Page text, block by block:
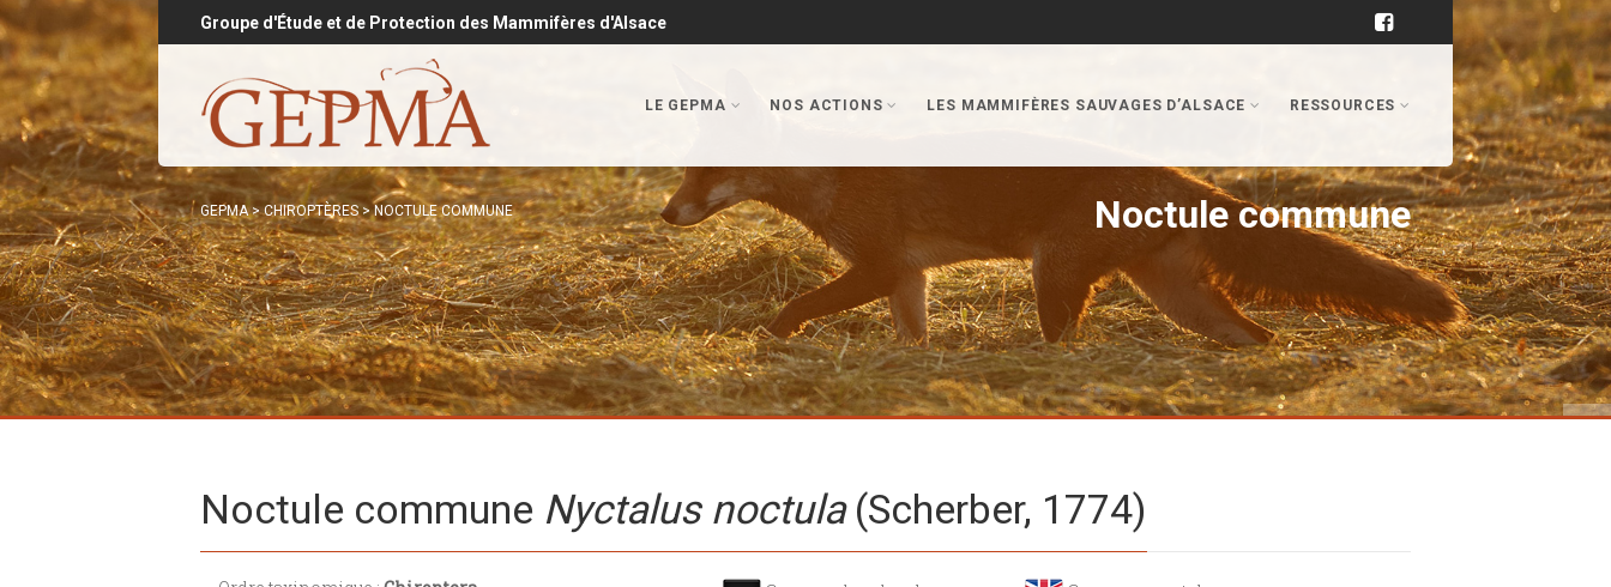
Groupe d'Étude et de Protection des Mammifères d'Alsace
LE GEPMA NOS ACTIONS LES MAMMIFÈRES SAUVAGES D’ALSACE RESSOURCES
GEPMA>CHIROPTÈRES>NOCTULE COMMUNE Noctule commune
Noctule commune Nyctalus noctula(Scherber, 1774)